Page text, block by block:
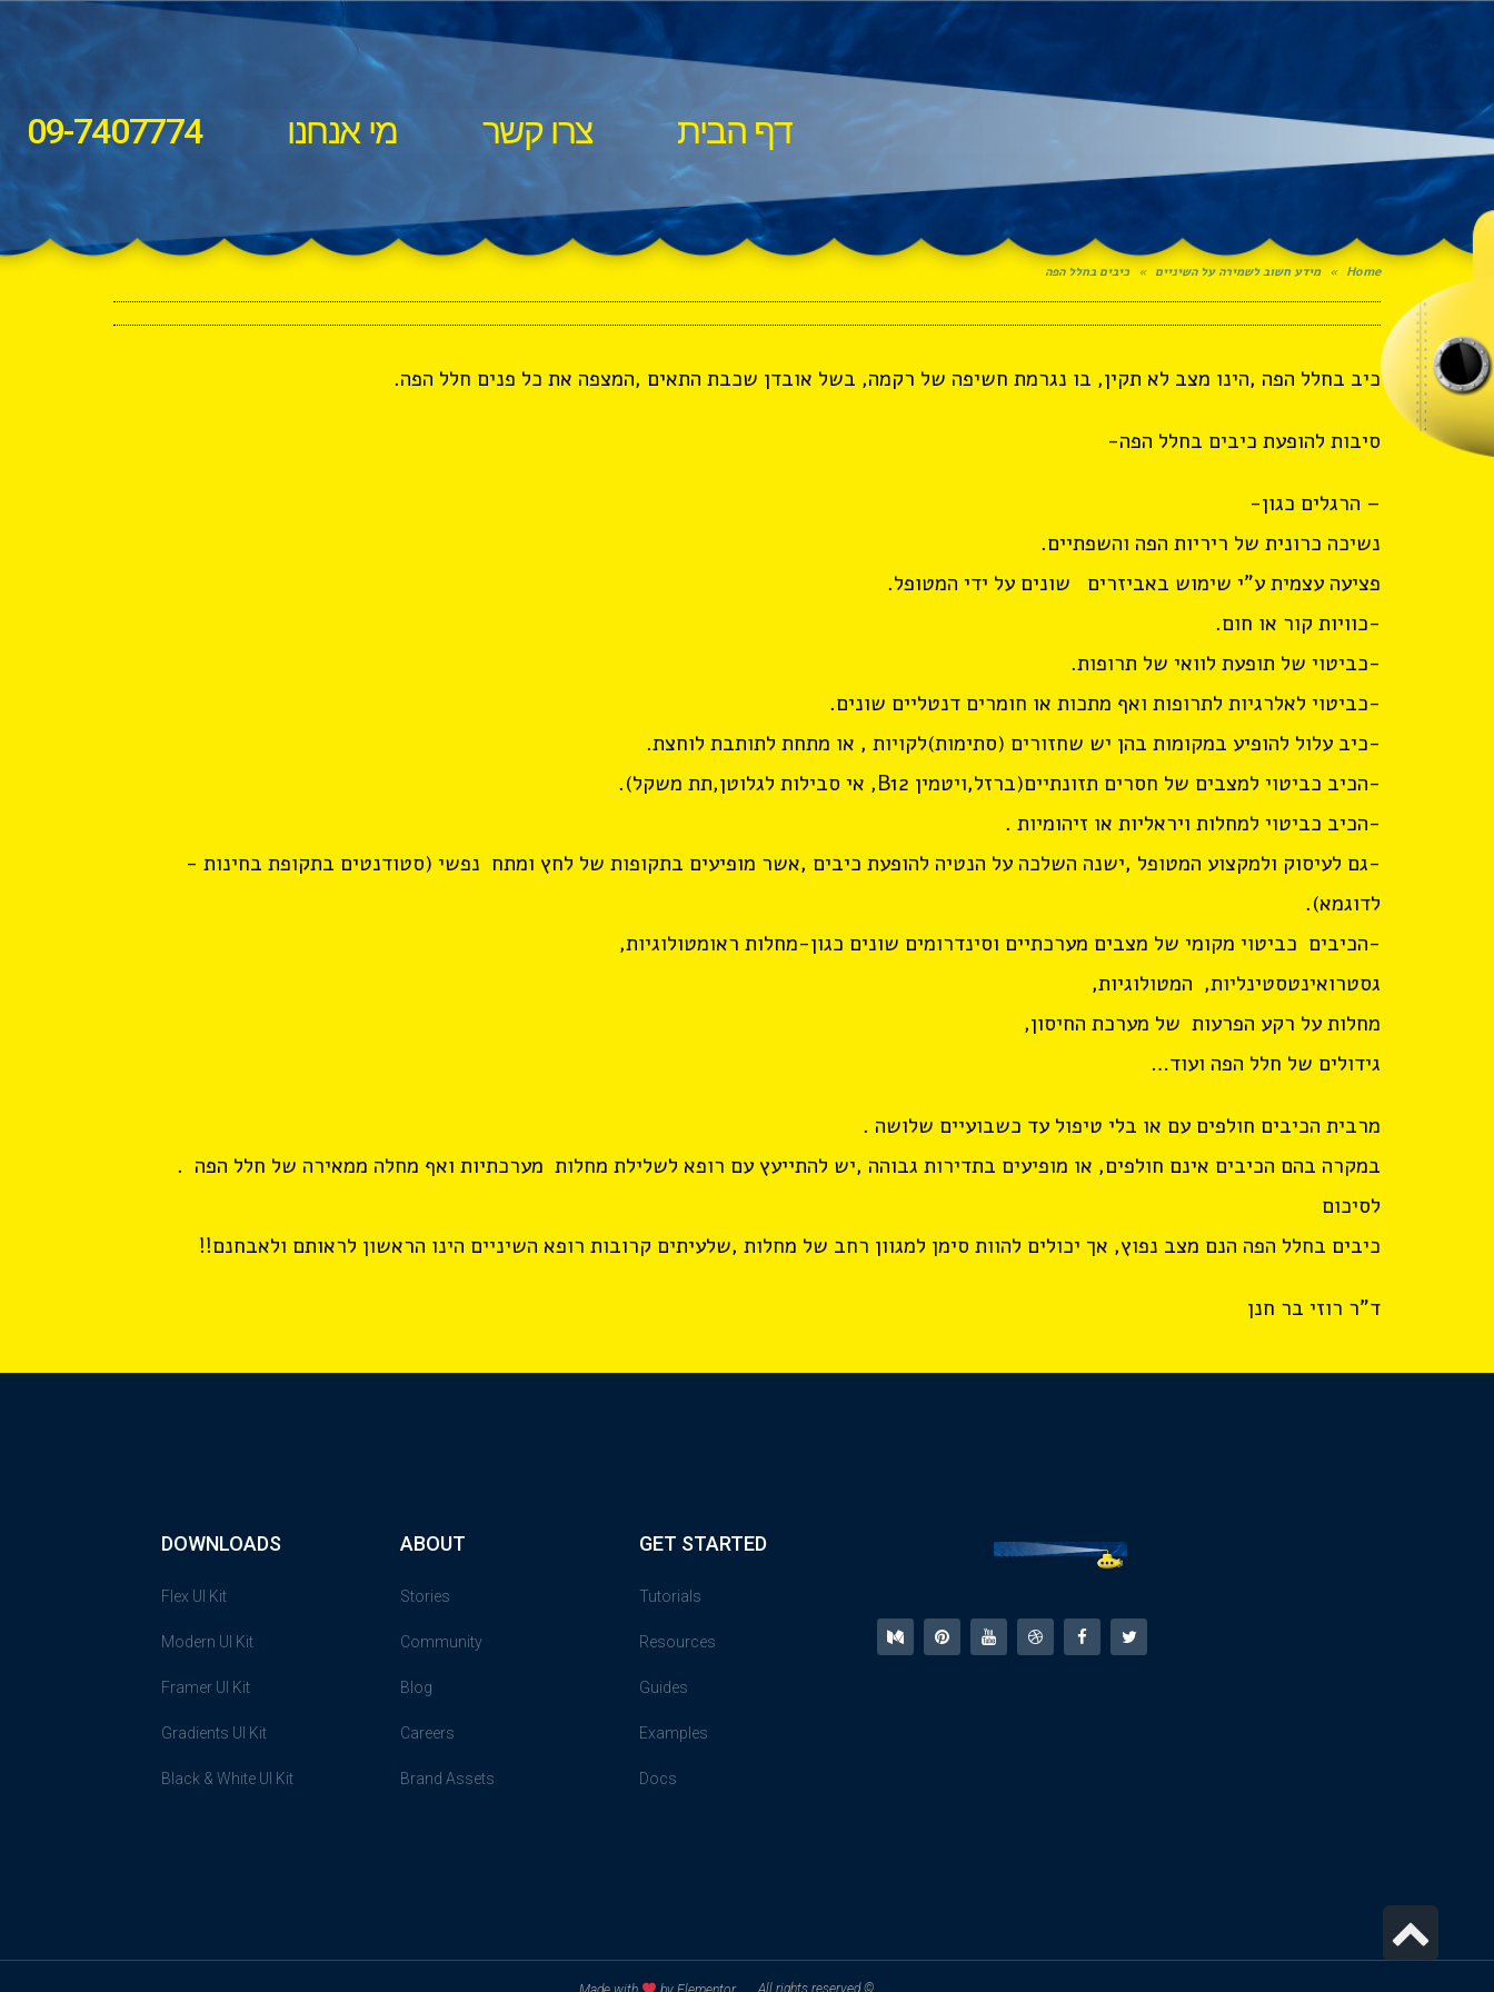
דף הבית צרו קשר מי אנחנו 09-7407774
Home
» מידע חשוב לשמירה על השיניים » כיבים בחלל הפה
כיב בחלל הפה ,הינו מצב לא תקין, בו נגרמת חשיפה של רקמה, בשל אובדן שכבת התאים ,המצפה את כל פנים חלל הפה.
סיבות להופעת כיבים בחלל הפה-
– הרגלים כגון-
נשיכה כרונית של ריריות הפה והשפתיים.
פציעה עצמית ע"י שימוש באביזרים שונים על ידי המטופל.
-כוויות קור או חום.
-כביטוי של תופעת לוואי של תרופות.
-כביטוי לאלרגיות לתרופות ואף מתכות או חומרים דנטליים שונים.
-כיב עלול להופיע במקומות בהן יש שחזורים (סתימות)לקויות , או מתחת לתותבת לוחצת.
-הכיב כביטוי למצבים של חסרים תזונתיים(ברזל,ויטמין B12, אי סבילות לגלוטן,תת משקל).
-הכיב כביטוי למחלות ויראליות או זיהומיות .
-גם לעיסוק ולמקצוע המטופל ,ישנה השלכה על הנטיה להופעת כיבים ,אשר מופיעים בתקופות של לחץ ומתח נפשי (סטודנטים בתקופת בחינות -
לדוגמא).
-הכיבים כביטוי מקומי של מצבים מערכתיים וסינדרומים שונים כגון-מחלות ראומטולוגיות,
גסטרואינטסטינליות, המטולוגיות,
מחלות על רקע הפרעות של מערכת החיסון,
גידולים של חלל הפה ועוד…
מרבית הכיבים חולפים עם או בלי טיפול עד כשבועיים שלושה .
במקרה בהם הכיבים אינם חולפים, או מופיעים בתדירות גבוהה ,יש להתייעץ עם רופא לשלילת מחלות מערכתיות ואף מחלה ממאירה של חלל הפה .
לסיכום
כיבים בחלל הפה הנם מצב נפוץ, אך יכולים להוות סימן למגוון רחב של מחלות ,שלעיתים קרובות רופא השיניים הינו הראשון לראותם ולאבחנם!!
ד"ר רוזי בר חנן
GET STARTED
Tutorials
Resources
Guides
Examples
Docs
ABOUT
Stories
Community
Blog
Careers
Brand Assets
DOWNLOADS
Flex UI Kit
Modern UI Kit
Framer UI Kit
Gradients UI Kit
Black & White UI Kit
© All rights reserved לראש